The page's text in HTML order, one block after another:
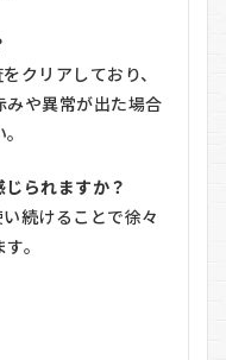
クリアしており、
や異常が出た場合
られますか？
続けることで徐々
。